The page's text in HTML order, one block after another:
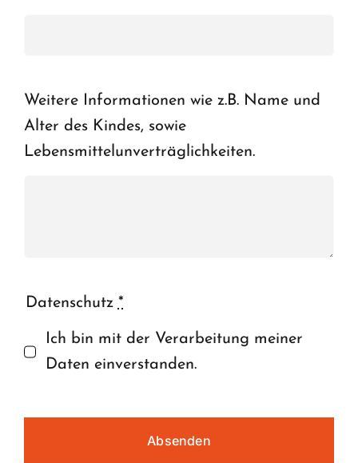
Weitere Informationen wie z.B. Name und
Alter des Kindes, sowie
Lebensmittelunverträglichkeiten.
Datenschutz *
Ich bin mit der Verarbeitung meiner
Daten einverstanden.
Absenden